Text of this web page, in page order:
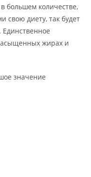
большем количестве,
свою диету, так будет
Единственное
жирах и
значение